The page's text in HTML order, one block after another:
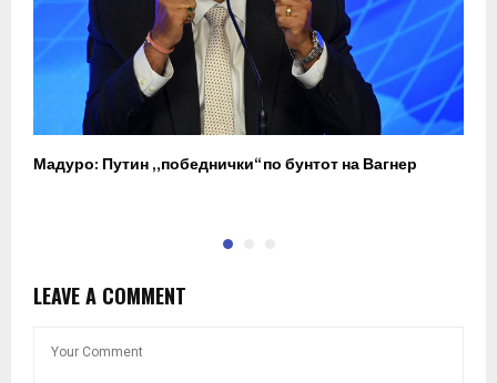
Мадуро: Путин „победнички“ по бунтот на Вагнер
LEAVE A COMMENT